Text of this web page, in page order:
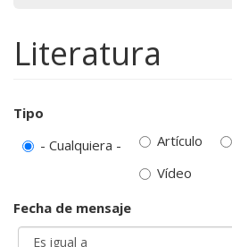
Literatura
Tipo
- Cualquiera -
Artículo
Vídeo
Fecha de mensaje